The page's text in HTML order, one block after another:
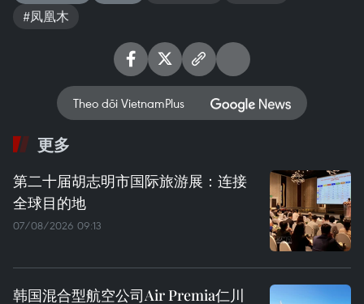
#凤凰木
Theo dõi VietnamPlus
更多
第二十届胡志明市国际旅游展：连接
全球目的地
07/08/2026 09:13
韩国混合型航空公司Air Premia仁川